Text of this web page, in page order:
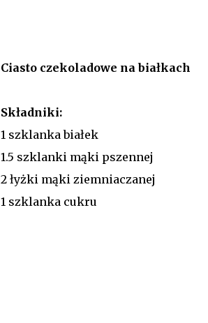
Ciasto czekoladowe na białkach
Składniki:
1 szklanka białek
1.5 szklanki mąki pszennej
2 łyżki mąki ziemniaczanej
1 szklanka cukru